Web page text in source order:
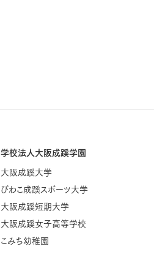
学校法人大阪成蹊学園
大阪成蹊大学
びわこ成蹊スポーツ大学
大阪成蹊短期大学
大阪成蹊女子高等学校
こみち幼稚園